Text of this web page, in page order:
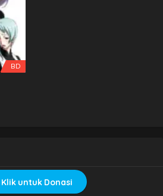
BD
Klik untuk Donasi